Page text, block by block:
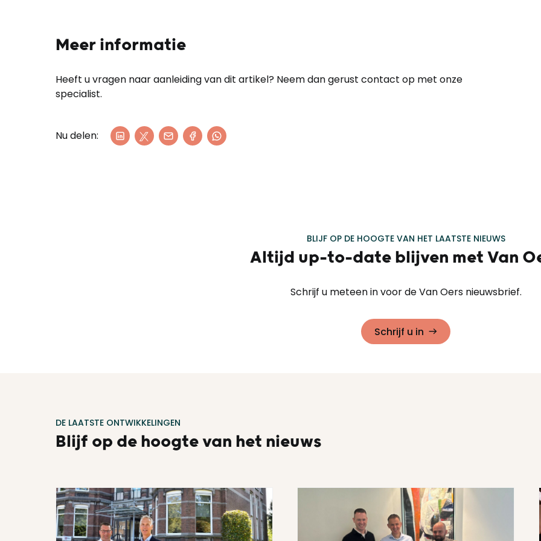
Meer informatie
Heeft u vragen naar aanleiding van dit artikel? Neem dan gerust contact op met onze
specialist.
Nu delen:
BLIJF OP DE HOOGTE VAN HET LAATSTE NIEUWS
Altijd up-to-date blijven met Van
Schrijf u meteen in voor de Van Oers nieuwsbrief.
Schrijf u in
DE LAATSTE ONTWIKKELINGEN
Blijf op de hoogte van het nieuws